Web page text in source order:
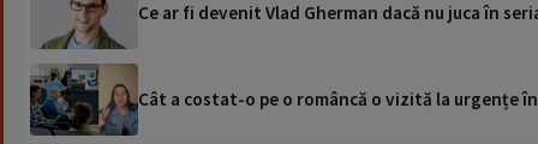
Ce ar fi devenit Vlad Gherman dacă nu juca în
Cât a costat-o pe o româncă o vizită la urgențe